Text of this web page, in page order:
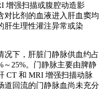
增强扫描或腹腔动造影
对比剂的血液进入肝血窦均
肝生理性灌注异常或染
况下，肝脏门静脉供血约占
～25%。门静脉主要由脾静
CT 和 MRI 增强扫描动脉
道回流的门静脉血尚未充分